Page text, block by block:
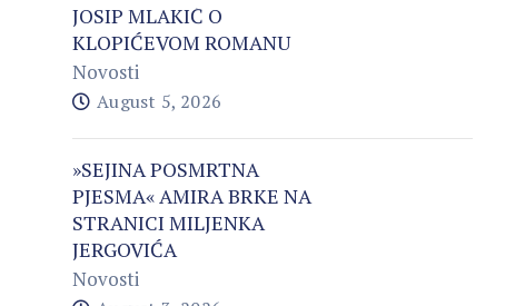
JOSIP MLAKIĆ O
KLOPIĆEVOM ROMANU
Novosti
August 5, 2026
»SEJINA POSMRTNA
PJESMA« AMIRA BRKE NA
STRANICI MILJENKA
JERGOVIĆA
Novosti